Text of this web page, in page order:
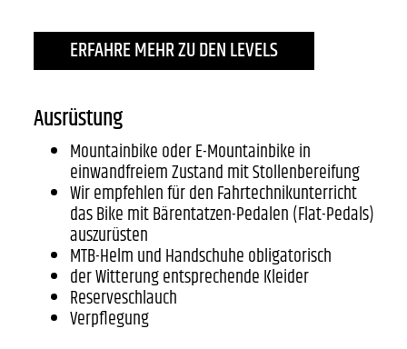
ERFAHRE MEHR ZU DEN LEVELS
Ausrüstung
Mountainbike oder E-Mountainbike in
einwandfreiem Zustand mit Stollenbereifung
Wir empfehlen für den Fahrtechnikunterricht
das Bike mit Bärentatzen-Pedalen (Flat-Pedals)
auszurüsten
MTB-Helm und Handschuhe obligatorisch
der Witterung entsprechende Kleider
Reserveschlauch
Verpflegung